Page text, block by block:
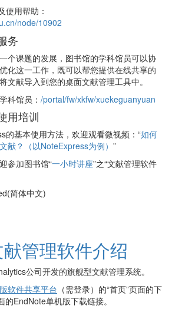
使用帮助：
node/10902
务
个课题的发展，图书馆的学科馆员可以协
化这一工作，既可以帮您提供在线共享的
文献导入到您的桌面文献管理工具中。
科馆员： /portal/fw/xkfw/xuekeguanyuan
用培训
的基本使用方法，欢迎观看微视频：“如何
献？（以NoteExpress为例） ”
参加图书馆“一小时讲座”之“文献管理软件
简体中文)
管理软件介绍
公司开发的旗舰型文献管理系统。
软件共享平台 （需登录）的“首页”页面的下
的EndNote单机版下载链接。